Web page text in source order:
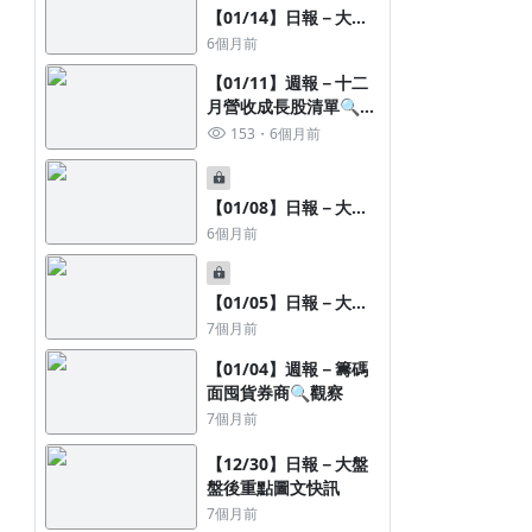
妮可要投資的「雙布策略」－長線佈局
好、短線布林找
【01/14】日報－大盤
盤後重點圖文快訊
6個月前
【01/11】週報－十二
月營收成長股清單🔍
(完整版)
153 6個月前
【01/08】日報－大盤
盤後重點圖文快訊
6個月前
【01/05】日報－大盤
盤後重點圖文快訊
7個月前
【01/04】週報－籌碼
面囤貨券商🔍觀察
7個月前
【12/30】日報－大盤
盤後重點圖文快訊
7個月前